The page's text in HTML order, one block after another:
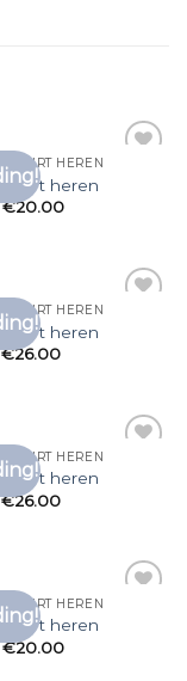
T SHIRT HEREN
shirt heren
€20.00
T SHIRT HEREN
shirt heren
€26.00
T SHIRT HEREN
shirt heren
€26.00
T SHIRT HEREN
shirt heren
€20.00